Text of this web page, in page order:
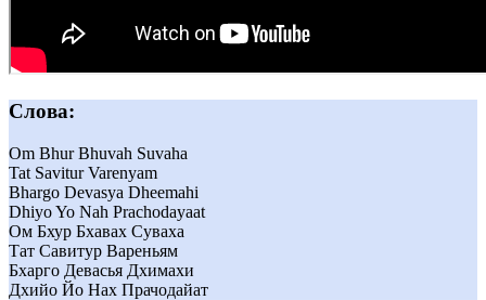
Слова:
Om Bhur Bhuvah Suvaha
Tat Savitur Varenyam
Bhargo Devasya Dheemahi
Dhiyo Yo Nah Prachodayaat
Ом Бхур Бхавах Суваха
Тат Савитур Вареньям
Бхарго Девасья Дхимахи
Дхийо Йо Нах Прачодайат